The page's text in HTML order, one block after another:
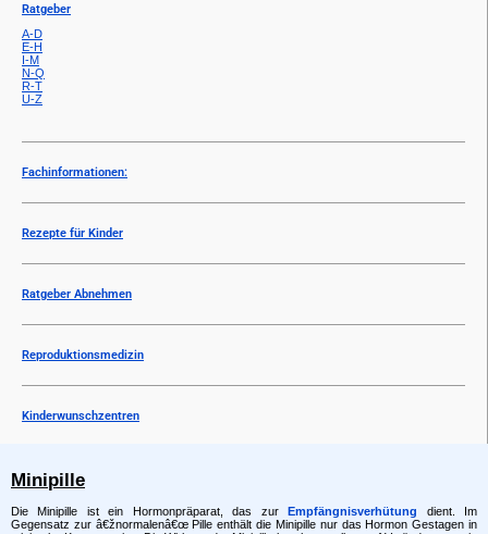
Ratgeber
A-D
E-H
I-M
N-Q
R-T
U-Z
Fachinformationen:
Rezepte für Kinder
Ratgeber Abnehmen
Reproduktionsmedizin
Kinderwunschzentren
Minipille
Die Minipille ist ein Hormonpräparat, das zur Empfängnisverhütung dient. Im
Gegensatz zur â€žnormalenâ€œ Pille enthält die Minipille nur das Hormon Gestagen in